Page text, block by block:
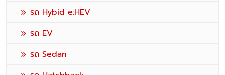
รถ Hybid e:HEV
รถ EV
รถ Sedan